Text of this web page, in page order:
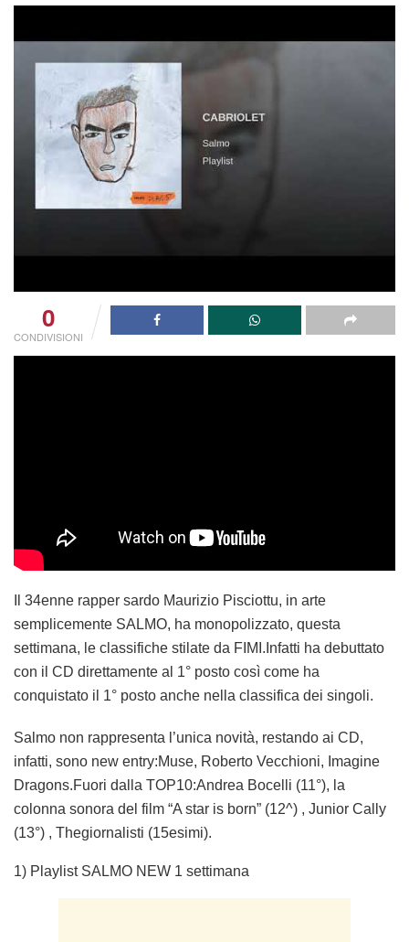
0
CONDIVISIONI
Il 34enne rapper sardo Maurizio Pisciottu, in arte
semplicemente SALMO, ha monopolizzato, questa
settimana, le classifiche stilate da FIMI.Infatti ha debuttato
con il CD direttamente al 1° posto così come ha
conquistato il 1° posto anche nella classifica dei singoli.
Salmo non rappresenta l’unica novità, restando ai CD,
infatti, sono new entry:Muse, Roberto Vecchioni, Imagine
Dragons.Fuori dalla TOP10:Andrea Bocelli (11°), la
colonna sonora del film “A star is born” (12^) , Junior Cally
(13°) , Thegiornalisti (15esimi).
1) Playlist SALMO NEW 1 settimana